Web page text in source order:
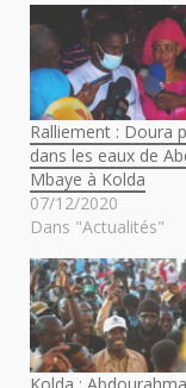
Ralliement : Doura
dans les eaux de
Mbaye à Kolda
07/12/2020
Dans "Actualités"